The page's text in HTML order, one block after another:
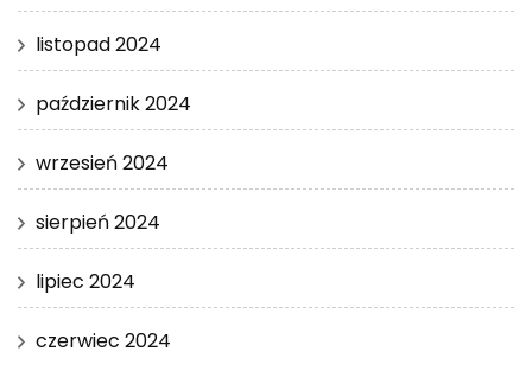
listopad 2024
październik 2024
wrzesień 2024
sierpień 2024
lipiec 2024
czerwiec 2024